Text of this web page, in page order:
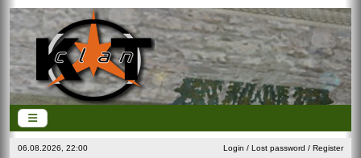
06.08.2026, 22:00 Login / Lost password / Register